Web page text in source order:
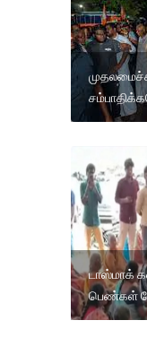
டாஸ்மாக்
பெண்கள்